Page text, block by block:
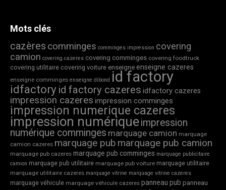
Mots clés
cazères comminges comminges impression covering
camion covering cazeres covering comminges covering foodtruck
covering utilitaire covering voiture enseigne enseigne cazeres
enseigne comminges enseigne dibond id factory
idfactory id factory cazeres idfactory cazeres
impression cazeres impression comminges
impression numerique cazeres
impression numériqueimpression
numérique comminges marquage camion marquage
camion cazeres marquage pub marquage pub camion
marquage pub cazeres marquage pub comminges marquage publicitaire
camion marquage pub utilitaire marquage pub voiture marquage utilitaire
marquage utilitaire cazeres marquage vitrine marquage vitrine cazeres
marquage véhicule marquage véhicule cazeres panneau pub panneau